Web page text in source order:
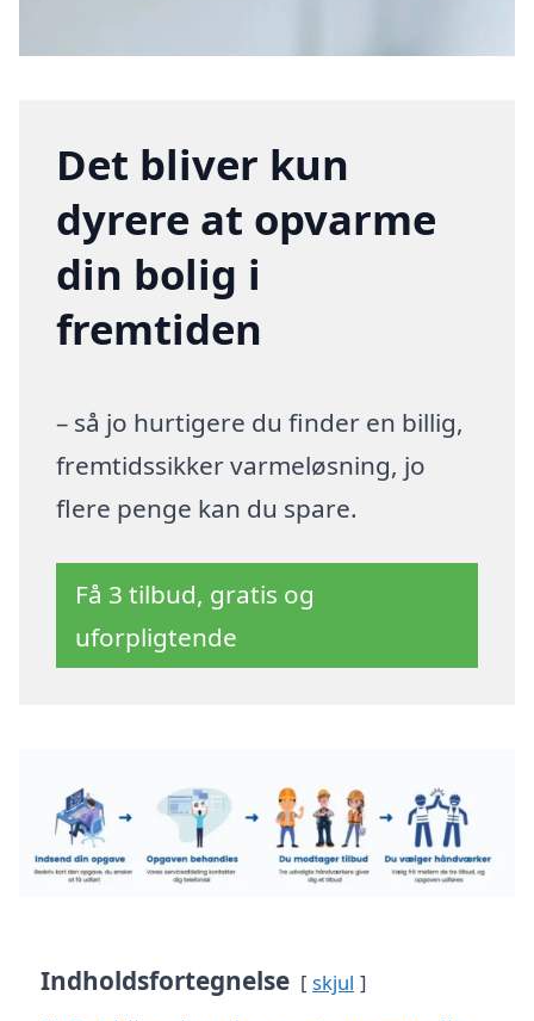
Det bliver kun
dyrere at opvarme
din bolig i
fremtiden
– så jo hurtigere du finder en billig,
fremtidssikker varmeløsning, jo
flere penge kan du spare.
Få 3 tilbud, gratis og
uforpligtende
Indholdsfortegnelse skjul